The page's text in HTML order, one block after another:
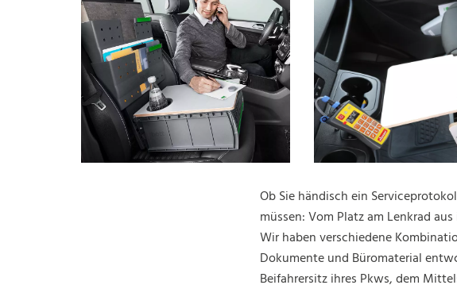
Ob Sie händisch ein
müssen: Vom Platz am Lenkrad
Wir haben verschiedene
Dokumente und Büromaterial
Beifahrersitz ihres Pkws, dem